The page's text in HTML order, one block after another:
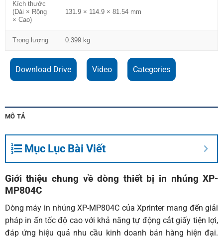
Kích thước
(Dài × Rộng
× Cao)
131.9 × 114.9 × 81.54 mm
Trọng lượng 0.399 kg
Download Drive Video Categories
MÔ TẢ
Mục Lục Bài Viết
Giới thiệu chung về dòng thiết bị in nhúng XP-
MP804C
Dòng máy in nhúng XP-MP804C của Xprinter mang đến giải
pháp in ấn tốc độ cao với khả năng tự động cắt giấy tiện lợi,
đáp ứng hiệu quả nhu cầu kinh doanh bán hàng hiện đại.